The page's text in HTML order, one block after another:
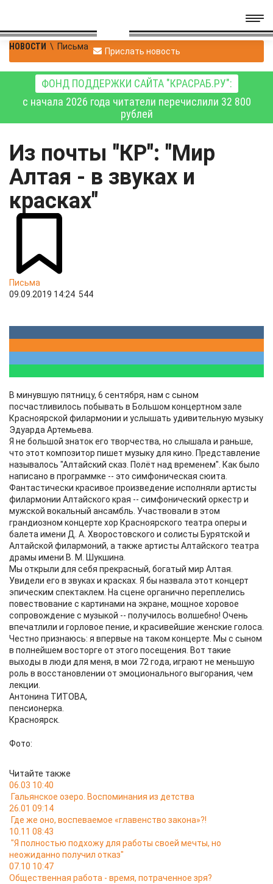
НОВОСТИ \ Письма Прислать новость
ФОНД ПОДДЕРЖКИ САЙТА "КРАСРАБ.РУ":
с начала 2026 года читатели перечислили 32 800
рублей
Из почты "КР": "Мир
Алтая - в звуках и
красках"
Письма
09.09.2019 14:24 544
В минувшую пятницу, 6 сентября, нам с сыном
посчастливилось побывать в Большом концертном зале
Красноярской филармонии и услышать удивительную музыку
Эдуарда Артемьева.
Я не большой знаток его творчества, но слышала и раньше,
что этот композитор пишет музыку для кино. Представление
называлось "Алтайский сказ. Полёт над временем". Как было
написано в программке -- это симфоническая сюита.
Фантастически красивое произведение исполняли артисты
филармонии Алтайского края -- симфонический оркестр и
мужской вокальный ансамбль. Участвовали в этом
грандиозном концерте хор Красноярского театра оперы и
балета имени Д. А. Хворостовского и солисты Бурятской и
Алтайской филармоний, а также артисты Алтайского театра
драмы имени В. М. Шукшина.
Мы открыли для себя прекрасный, богатый мир Алтая.
Увидели его в звуках и красках. Я бы назвала этот концерт
эпическим спектаклем. На сцене органично переплелись
повествование с картинами на экране, мощное хоровое
сопровождение с музыкой -- получилось волшебно! Очень
впечатлили и горловое пение, и красивейшие женские голоса.
Честно признаюсь: я впервые на таком концерте. Мы с сыном
в полнейшем восторге от этого посещения. Вот такие
выходы в люди для меня, в мои 72 года, играют не меньшую
роль в восстановлении от эмоционального выгорания, чем
лекции.
Антонина ТИТОВА,
пенсионерка.
Красноярск.
Фото:
Читайте также
06.03 10:40
Гальянское озеро. Воспоминания из детства
26.01 09:14
Где же оно, воспеваемое «главенство закона»?!
10.11 08:43
"Я полностью подхожу для работы своей мечты, но
неожиданно получил отказ"
07.10 10:47
Общественная работа - время, потраченное зря?